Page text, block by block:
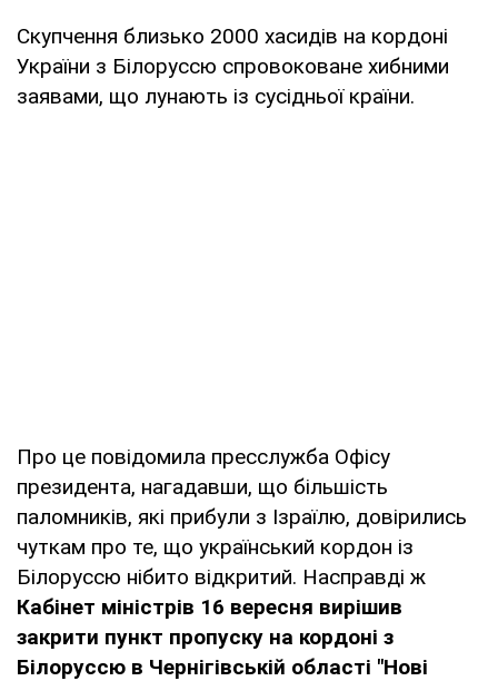
Скупчення близько 2000 хасидів на кордоні
України з Білоруссю спровоковане хибними
заявами, що лунають із сусідньої країни.
Про це повідомила пресслужба Офісу
президента, нагадавши, що більшість
паломників, які прибули з Ізраїлю, довірились
чуткам про те, що український кордон із
Білоруссю нібито відкритий. Насправді ж
Кабінет міністрів 16 вересня вирішив
закрити пункт пропуску на кордоні з
Білоруссю в Чернігівській області "Нові